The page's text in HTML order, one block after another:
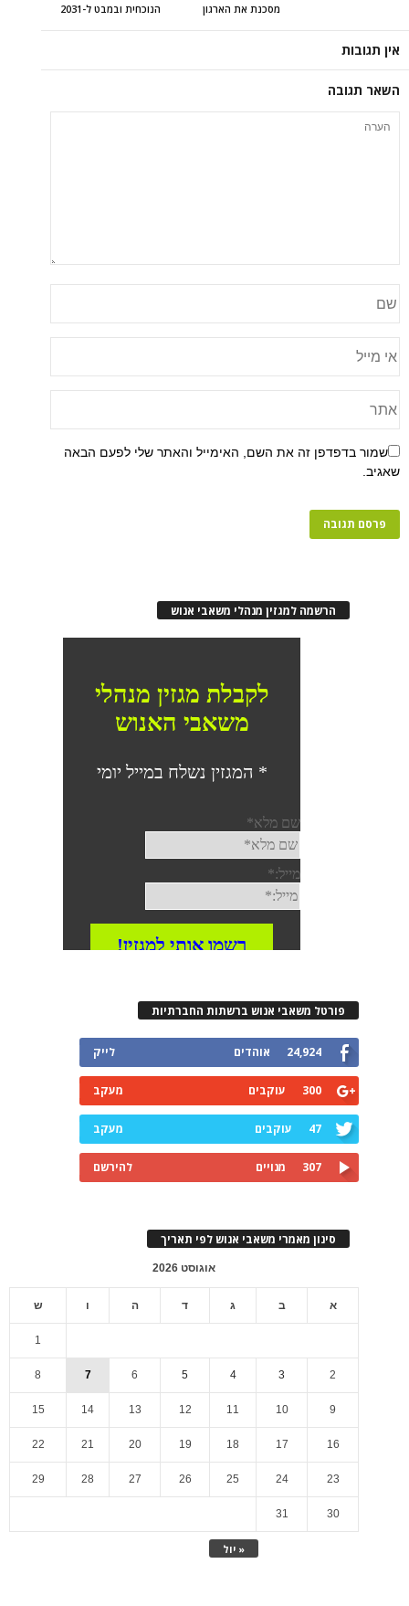
הנוכחית ובמבט ל-2031
מסכנת את הארגון
אין תגובות
השאר תגובה
שמור בדפדפן זה את השם, האימייל והאתר שלי לפעם הבאה
שאגיב.
הרשמה למגזין מנהלי משאבי אנוש
פורטל משאבי אנוש ברשתות החברתיות
24,924 אוהדים לייק
300 עוקבים מעקב
47 עוקבים מעקב
307 מנויים להירשם
סינון מאמרי משאבי אנוש לפי תאריך
אוגוסט 2026
א ב ג ד ה ו ש
« יול
1
2
3
4
5
6
7
8
9
10
11
12
13
14
15
16
17
18
19
20
21
22
23
24
25
26
27
28
29
30
31